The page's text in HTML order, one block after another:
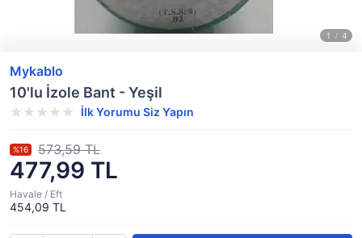
Mykablo
10'lu İzole Bant - Yeşil
İlk Yorumu Siz Yapın
477,99 TL
%16 573,59 TL
Havale / Eft
454,09 TL